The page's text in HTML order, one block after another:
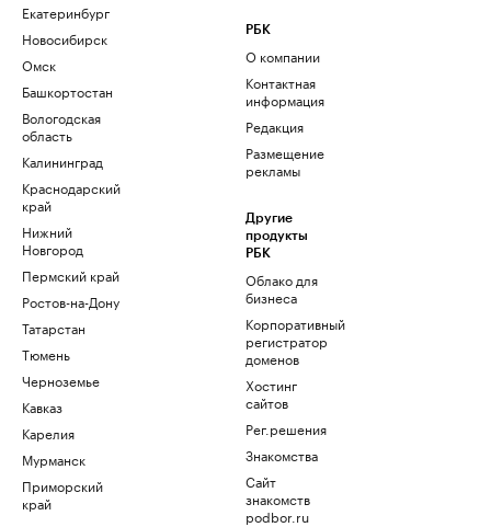
Екатеринбург
Новосибирск
Омск
Башкортостан
Вологодская
область
Калининград
Краснодарский
край
Нижний
Новгород
Пермский край
Ростов-на-Дону
Татарстан
Тюмень
Черноземье
Кавказ
Карелия
Мурманск
Приморский
край
РБК
О компании
Контактная
информация
Редакция
Размещение
рекламы
Другие
продукты
РБК
Облако для
бизнеса
Корпоративный
регистратор
доменов
Хостинг
сайтов
Рег.решения
Знакомства
Сайт
знакомств
podbor.ru